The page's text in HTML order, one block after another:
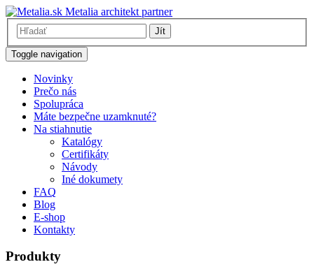
Metalia architekt partner
Jít
Toggle navigation
Novinky
Prečo nás
Spolupráca
Máte bezpečne uzamknuté?
Na stiahnutie
Katalógy
Certifikáty
Návody
Iné dokumety
FAQ
Blog
E-shop
Kontakty
Produkty